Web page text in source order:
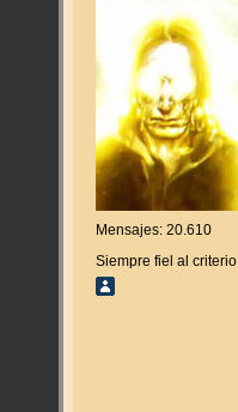
Mensajes: 20.610
Siempre fiel al criterio